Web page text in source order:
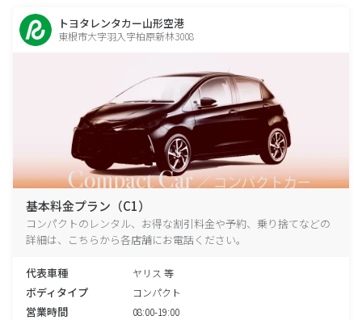
トヨタレンタカー山形空港
東根市大字羽入字柏原新林3008
基本料金プラン（C1）
コンパクトのレンタル、お得な割引料金や予約、乗り捨てなどの
詳細は、こちらから各店舗にお電話ください。
代表車種 ヤリス 等
ボディタイプ コンパクト
営業時間 08:00-19:00